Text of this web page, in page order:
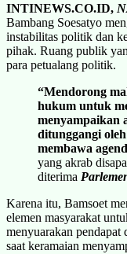
INTINEWS.CO.ID,
Bambang Soesatyo
instabilitas politik dan
pihak. Ruang publik
para petualang politik.
“Mendorong
hukum untuk
menyampaikan
ditunggangi
membawa
yang akrab
diterima
Karena itu, Bamsoet
elemen masyarakat
menyuarakan
saat keramaian